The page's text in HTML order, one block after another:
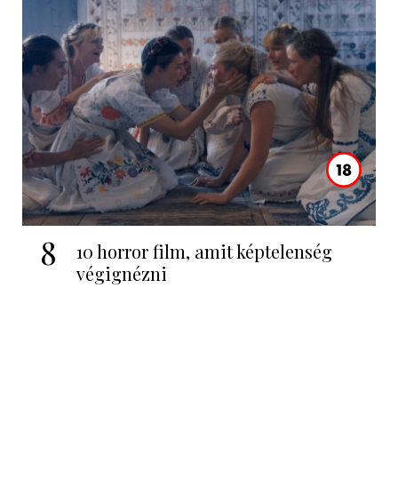
8
10 horror film, amit képtelenség
végignézni